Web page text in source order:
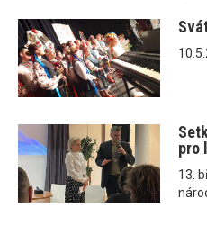
pro
13.